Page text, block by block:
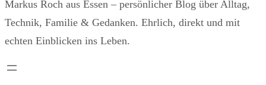
Markus Roch aus Essen – persönlicher Blog über Alltag,
Technik, Familie & Gedanken. Ehrlich, direkt und mit
echten Einblicken ins Leben.